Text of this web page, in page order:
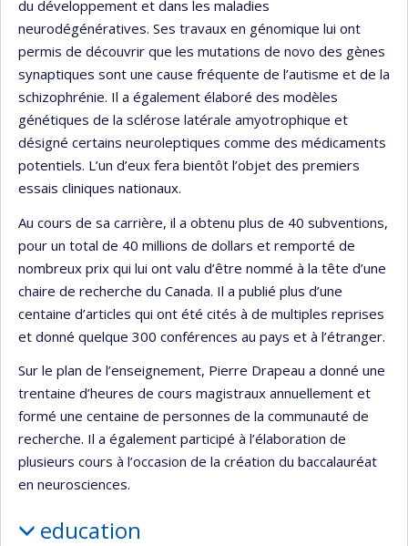
du développement et dans les maladies
neurodégénératives. Ses travaux en génomique lui ont
permis de découvrir que les mutations de novo des gènes
synaptiques sont une cause fréquente de l’autisme et de la
schizophrénie. Il a également élaboré des modèles
génétiques de la sclérose latérale amyotrophique et
désigné certains neuroleptiques comme des médicaments
potentiels. L’un d’eux fera bientôt l’objet des premiers
essais cliniques nationaux.
Au cours de sa carrière, il a obtenu plus de 40 subventions,
pour un total de 40 millions de dollars et remporté de
nombreux prix qui lui ont valu d’être nommé à la tête d’une
chaire de recherche du Canada. Il a publié plus d’une
centaine d’articles qui ont été cités à de multiples reprises
et donné quelque 300 conférences au pays et à l’étranger.
Sur le plan de l’enseignement, Pierre Drapeau a donné une
trentaine d’heures de cours magistraux annuellement et
formé une centaine de personnes de la communauté de
recherche. Il a également participé à l’élaboration de
plusieurs cours à l’occasion de la création du baccalauréat
en neurosciences.
education